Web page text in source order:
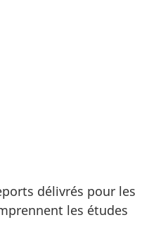
délivrés pour les
les études